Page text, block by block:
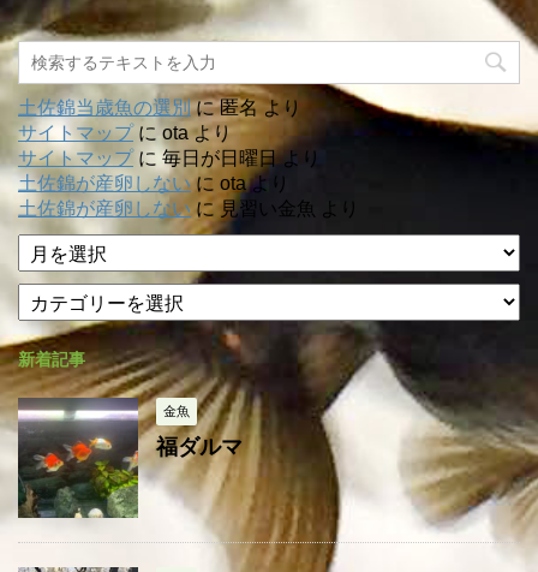
土佐錦当歳魚の選別に匿名 より
サイトマップにotaより
サイトマップに 毎日が日曜日より
土佐錦が産卵しないに otaより
土佐錦が産卵しない に見習い金魚 より
ア
ー
イ
ブ
テ
ゴ
リ
ー
新着記事
金魚
福ダルマ